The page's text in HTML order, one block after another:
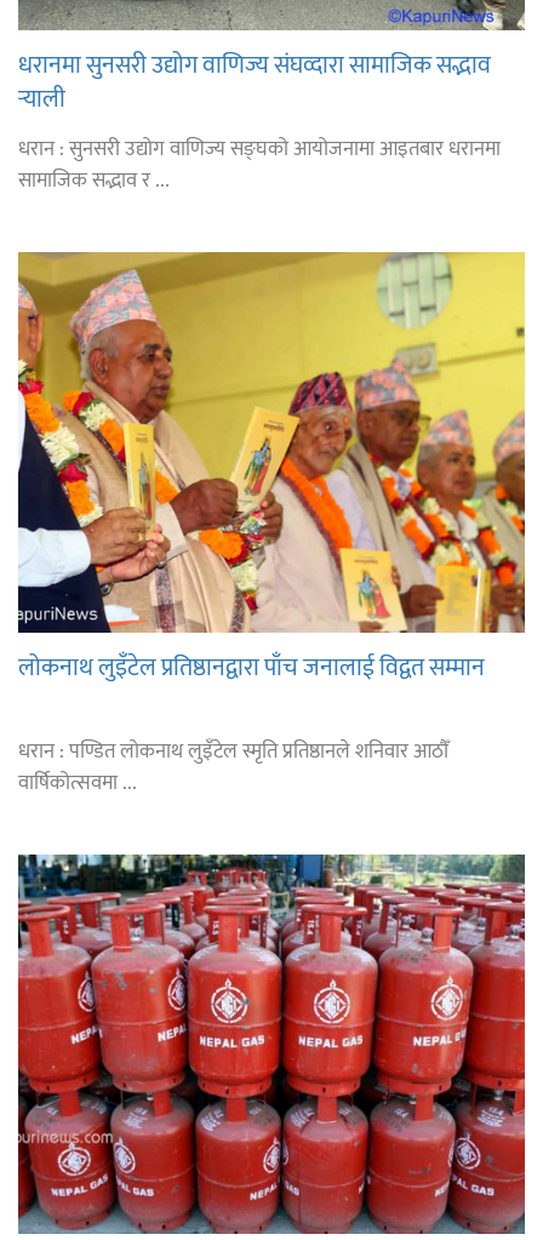
धरानमा सुनसरी उद्योग वाणिज्य संघव्दारा सामाजिक सद्भाव
र्‍याली
धरान : सुनसरी उद्योग वाणिज्य सङ्घको आयोजनामा आइतबार धरानमा
सामाजिक सद्भाव र ...
लोकनाथ लुइँटेल प्रतिष्ठानद्वारा पाँच जनालाई विद्वत सम्मान
धरान : पण्डित लोकनाथ लुइँटेल स्मृति प्रतिष्ठानले शनिवार आठौँ
वार्षिकोत्सवमा ...